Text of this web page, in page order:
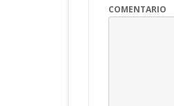
COMENTARIO